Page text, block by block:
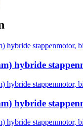
hybride
hybride